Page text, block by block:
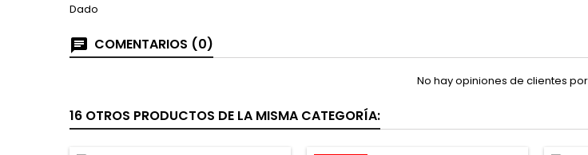
Dado
COMENTARIOS (0)
No hay opiniones de clientes
16 OTROS PRODUCTOS DE LA MISMA CATEGORÍA: